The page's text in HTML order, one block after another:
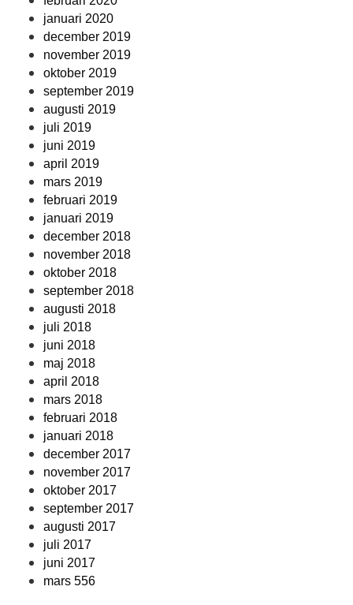
januari 2020
december 2019
november 2019
oktober 2019
september 2019
augusti 2019
juli 2019
juni 2019
april 2019
mars 2019
februari 2019
januari 2019
december 2018
november 2018
oktober 2018
september 2018
augusti 2018
juli 2018
juni 2018
maj 2018
april 2018
mars 2018
februari 2018
januari 2018
december 2017
november 2017
oktober 2017
september 2017
augusti 2017
juli 2017
juni 2017
mars 556